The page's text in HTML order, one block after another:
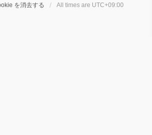
を消去する All times are UTC+09:00